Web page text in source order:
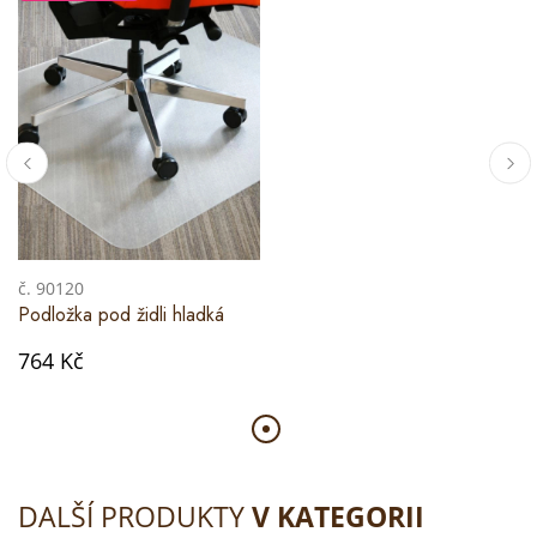
č. 90120
Podložka pod židli hladká
764 Kč
DALŠÍ PRODUKTYV KATEGORII